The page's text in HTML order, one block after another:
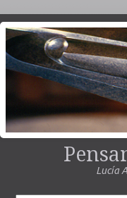
Lucía